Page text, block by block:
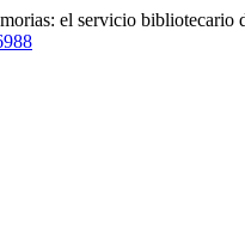
el servicio